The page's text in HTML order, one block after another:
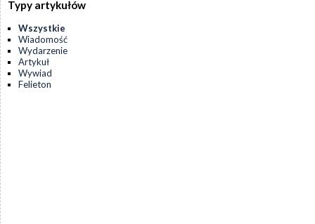
Typy artykułów
Wszystkie
Wiadomość
Wydarzenie
Artykuł
Wywiad
Felieton